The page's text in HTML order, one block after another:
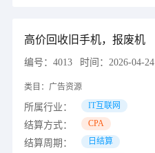
高价回收旧手机，报废机
编号： 4013 时间： 2026-04-24
类目： 广告资源
所属行业： IT互联网
结算方式： CPA
结算周期： 日结算